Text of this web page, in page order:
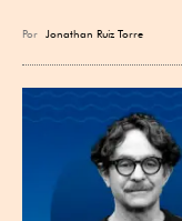
Por Jonathan Ruiz Torre